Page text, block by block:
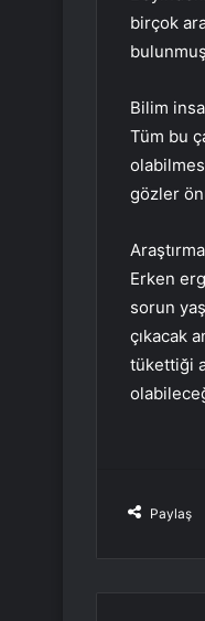
birçok
Bilim
Tüm bu
gözler
Erken
sorun
çıkacak
tükettiği
Paylaş